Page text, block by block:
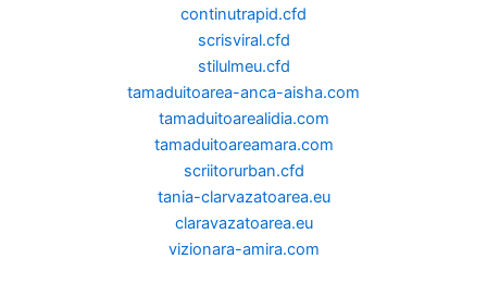
continutrapid.cfd
scrisviral.cfd
stilulmeu.cfd
tamaduitoarea-anca-aisha.com
tamaduitoarealidia.com
tamaduitoareamara.com
scriitorurban.cfd
tania-clarvazatoarea.eu
claravazatoarea.eu
vizionara-amira.com